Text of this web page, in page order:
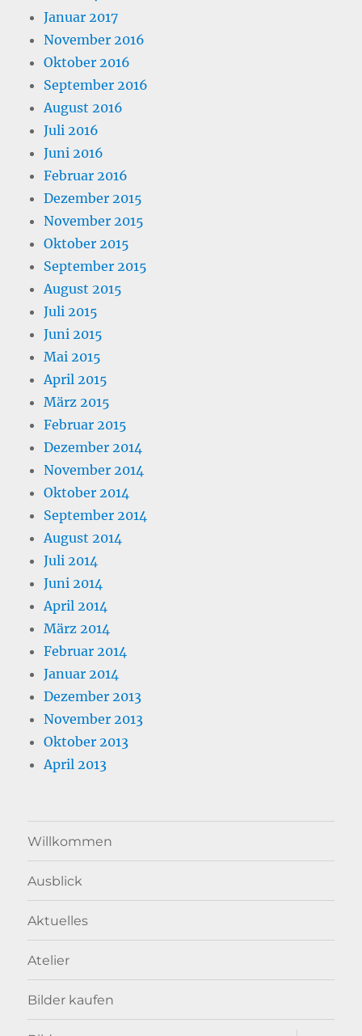
Januar 2017
November 2016
Oktober 2016
September 2016
August 2016
Juli 2016
Juni 2016
Februar 2016
Dezember 2015
November 2015
Oktober 2015
September 2015
August 2015
Juli 2015
Juni 2015
Mai 2015
April 2015
März 2015
Februar 2015
Dezember 2014
November 2014
Oktober 2014
September 2014
August 2014
Juli 2014
Juni 2014
April 2014
März 2014
Februar 2014
Januar 2014
Dezember 2013
November 2013
Oktober 2013
April 2013
Willkommen
Ausblick
Aktuelles
Atelier
Bilder kaufen